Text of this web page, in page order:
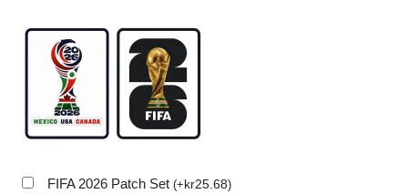
FIFA 2026 Patch Set (+kr25.68)